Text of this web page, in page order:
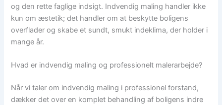
og den rette faglige indsigt. Indvendig maling handler ikke
kun om æstetik; det handler om at beskytte boligens
overflader og skabe et sundt, smukt indeklima, der holder i
mange år.
Hvad er indvendig maling og professionelt malerarbejde?
Når vi taler om indvendig maling i professionel forstand,
dækker det over en komplet behandling af boligens indre